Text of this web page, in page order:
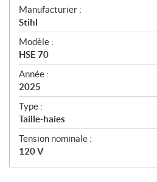
S
p
é
c
i
f
i
c
a
t
i
o
n
Manufacturier :
Stihl
Modèle :
HSE 70
Année :
2025
Type :
Taille-haies
Tension nominale :
120 V